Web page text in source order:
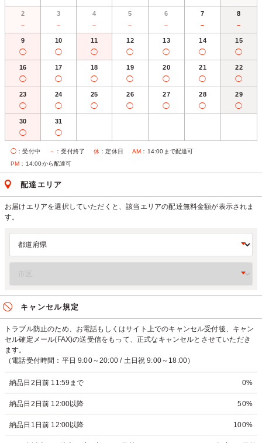
2
－
3
－
4
－
5
－
6
－
7
－
8
－
9
◯
10
◯
11
◯
12
◯
13
◯
14
◯
15
◯
16
◯
17
◯
18
◯
19
◯
20
◯
21
◯
22
◯
23
◯
24
◯
25
◯
26
◯
27
◯
28
◯
29
◯
30
◯
31
◯
◯ ：受付中 － ：受付終了 休 ：定休日 AM ：14:00まで配達可
PM ：14:00から配達可
配達エリア
お届けエリアを選択していただくと、該当エリアの配達無料金額が表示されま
す。
キャンセル規定
トラブル防止のため、お電話もしくはサイト上でのキャンセル受付後、キャン
セル確定メール(FAX)の送受信をもって、正式なキャンセルとさせていただき
ます。
（電話受付時間：平日 9:00～20:00 / 土日祝 9:00～18:00）
納品日2日前 11:59まで 0%
納品日2日前 12:00以降 50%
納品日1日前 12:00以降 100%